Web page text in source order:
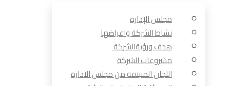
مجلس الإدارة
نشاط الشركة واغراضها
هدف ورؤيةالشركة
مشروعات الشركة
اللجان المنبثقة من مجلس الادارة